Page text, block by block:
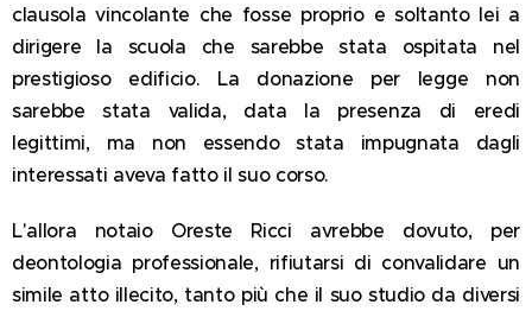
clausola vincolante che fosse proprio e soltanto lei a
dirigere la scuola che sarebbe stata ospitata nel
prestigioso edificio. La donazione per legge non
sarebbe stata valida, data la presenza di eredi
legittimi, ma non essendo stata impugnata dagli
interessati aveva fatto il suo corso.
L'allora notaio Oreste Ricci avrebbe dovuto, per
deontologia professionale, rifiutarsi di convalidare un
simile atto illecito, tanto più che il suo studio da diversi